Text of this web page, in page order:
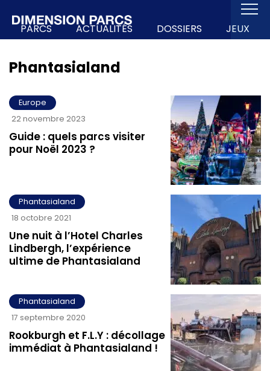
PARCS ACTUALITÉS DOSSIERS JEUX
Phantasialand
Europe
22 novembre 2023
Guide : quels parcs visiter
pour Noël 2023 ?
Phantasialand
18 octobre 2021
Une nuit à l’Hotel Charles
Lindbergh, l’expérience
ultime de Phantasialand
Phantasialand
17 septembre 2020
Rookburgh et F.L.Y : décollage
immédiat à Phantasialand !